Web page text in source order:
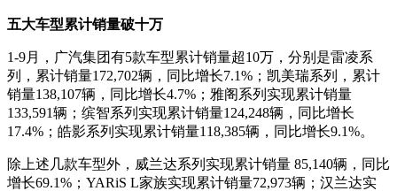
五大车型累计销量破十万
1-9月，广汽集团有5款车型累计销量超10万，分别是雷凌系
列，累计销量172,702辆，同比增长7.1%；凯美瑞系列，累计
销量138,107辆，同比增长4.7%；雅阁系列实现累计销量
133,591辆；缤智系列实现累计销量124,248辆，同比增长
17.4%；皓影系列实现累计销量118,385辆，同比增长9.1%。
除上述几款车型外，威兰达系列实现累计销量 85,140辆，同比
增长69.1%；YARiS L家族实现累计销量72,973辆；汉兰达实